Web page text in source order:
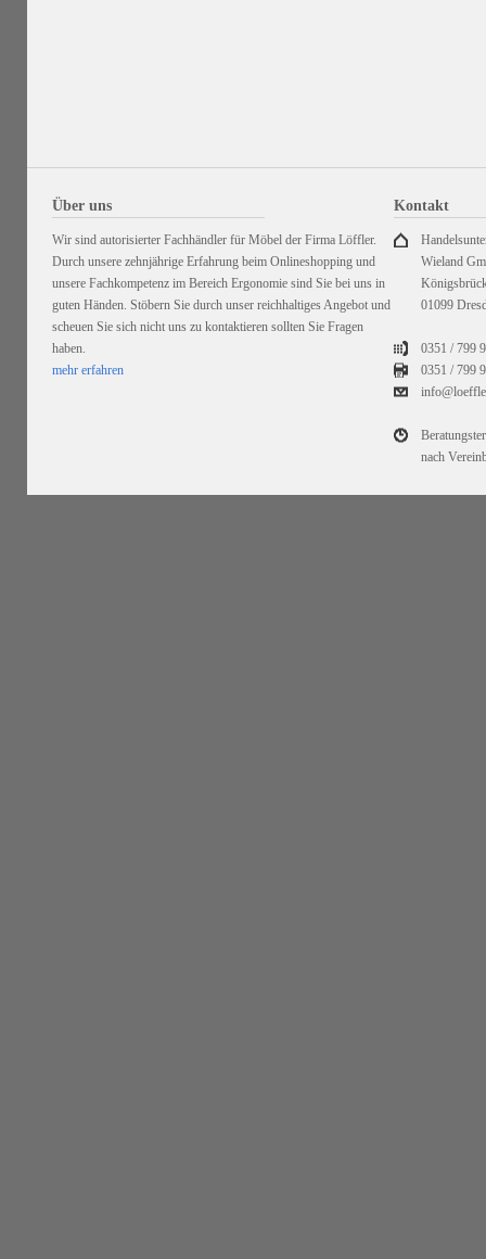
Über uns
Wir sind autorisierter Fachhändler für Möbel der Firma Löffler.
Durch unsere zehnjährige Erfahrung beim Onlineshopping und
unsere Fachkompetenz im Bereich Ergonomie sind Sie bei uns in
guten Händen. Stöbern Sie durch unser reichhaltiges Angebot und
scheuen Sie sich nicht uns zu kontaktieren sollten Sie Fragen
haben.
mehr erfahren
Kontakt
Wieland
01099
0351 / 799
0351 /799
nach